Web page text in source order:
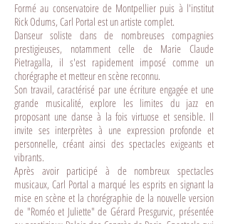
Formé au conservatoire de Montpellier puis à l'institut
Rick Odums, Carl Portal est un artiste complet.
Danseur soliste dans de nombreuses compagnies
prestigieuses, notamment celle de Marie Claude
Pietragalla, il s'est rapidement imposé comme un
chorégraphe et metteur en scène reconnu.
Son travail, caractérisé par une écriture engagée et une
grande musicalité, explore les limites du jazz en
proposant une danse à la fois virtuose et sensible. Il
invite ses interprètes à une expression profonde et
personnelle, créant ainsi des spectacles exigeants et
vibrants.
Après avoir participé à de nombreux spectacles
musicaux, Carl Portal a marqué les esprits en signant la
mise en scène et la chorégraphie de la nouvelle version
de "Roméo et Juliette" de Gérard Presgurvic, présentée